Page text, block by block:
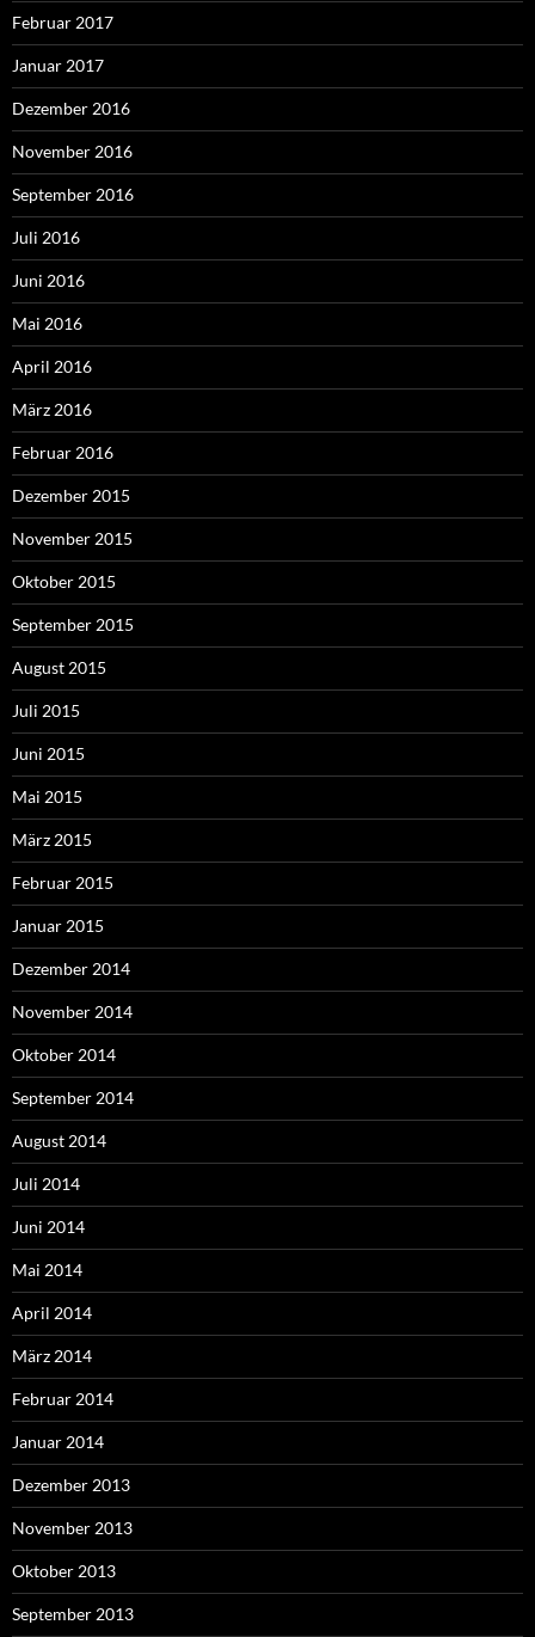
Februar 2017
Januar 2017
Dezember 2016
November 2016
September 2016
Juli 2016
Juni 2016
Mai 2016
April 2016
März 2016
Februar 2016
Dezember 2015
November 2015
Oktober 2015
September 2015
August 2015
Juli 2015
Juni 2015
Mai 2015
März 2015
Februar 2015
Januar 2015
Dezember 2014
November 2014
Oktober 2014
September 2014
August 2014
Juli 2014
Juni 2014
Mai 2014
April 2014
März 2014
Februar 2014
Januar 2014
Dezember 2013
November 2013
Oktober 2013
September 2013